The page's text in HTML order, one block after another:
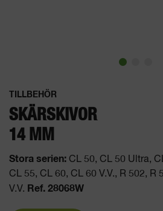
TILLBEHÖR
SKÄRSKIVOR
14 MM
Stora serien: CL 50, CL 50 Ultra,
CL 55, CL 60, CL 60 V.V., R 502, R
V.V. Ref. 28068W